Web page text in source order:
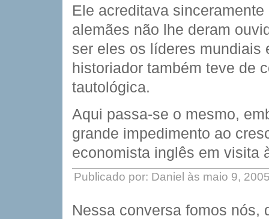
Ele acreditava
alemães não lhe deram
ser eles os líderes mundiais
historiador também teve de
tautológica.
Aqui passa-se o mesmo,
grande impedimento ao
economista inglês em visita
Publicado por: Daniel às maio 9,
Nessa conversa fomos nós,